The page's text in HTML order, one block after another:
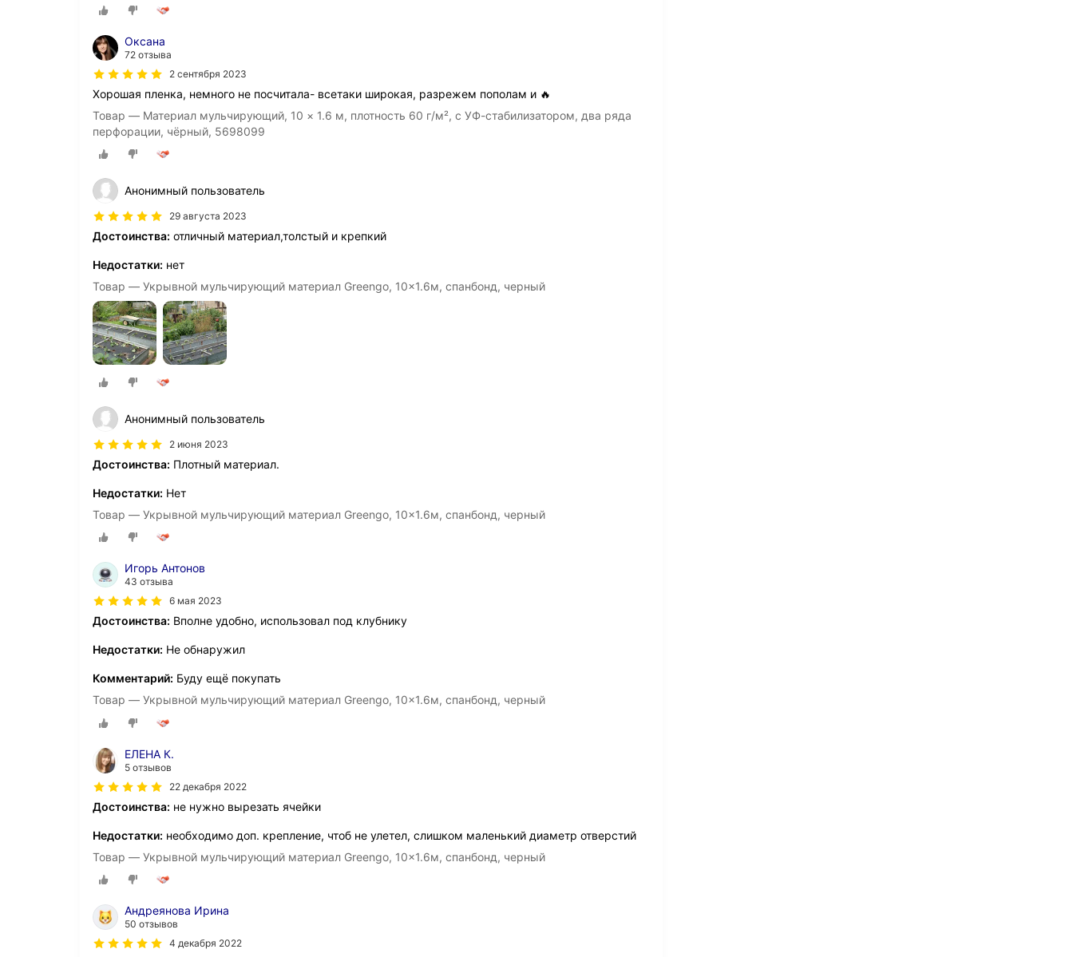
Оксана
72 отзыва
2 сентября 2023
Хорошая пленка, немного не посчитала- всетаки широкая, разрежем пополам и 🔥
Товар — Материал мульчирующий, 10 × 1.6 м, плотность 60 г/м², с УФ-стабилизатором, два ряда
перфорации, чёрный, 5698099
Анонимный пользователь
29 августа 2023
Достоинства: отличный материал,толстый и крепкий
Недостатки: нет
Товар — Укрывной мульчирующий материал Greengo, 10x1.6м, спанбонд, черный
Анонимный пользователь
2 июня 2023
Достоинства: Плотный материал.
Недостатки: Нет
Товар — Укрывной мульчирующий материал Greengo, 10x1.6м, спанбонд, черный
Игорь Антонов
43 отзыва
6 мая 2023
Достоинства: Вполне удобно, использовал под клубнику
Недостатки: Не обнаружил
Комментарий: Буду ещё покупать
Товар — Укрывной мульчирующий материал Greengo, 10x1.6м, спанбонд, черный
ЕЛЕНА К.
5 отзывов
22 декабря 2022
Достоинства: не нужно вырезать ячейки
Недостатки: необходимо доп. крепление, чтоб не улетел, слишком маленький диаметр отверстий
Товар — Укрывной мульчирующий материал Greengo, 10x1.6м, спанбонд, черный
Андреянова Ирина
50 отзывов
4 декабря 2022